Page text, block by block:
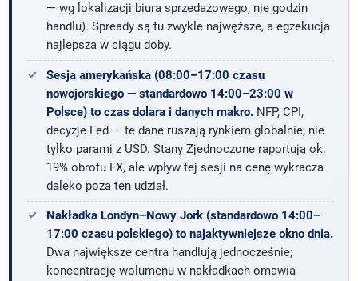
— wg lokalizacji biura sprzedażowego, nie godzin
handlu). Spready są tu zwykle najwęższe, a egzekucja
najlepsza w ciągu doby.
Sesja amerykańska (08:00–17:00 czasu
nowojorskiego — standardowo 14:00–23:00 w
Polsce) to czas dolara i danych makro.NFP, CPI,
decyzje Fed — te dane ruszają rynkiem globalnie, nie
tylko parami z USD. Stany Zjednoczone raportują ok.
19% obrotu FX, ale wpływ tej sesji na cenę wykracza
daleko poza ten udział.
Nakładka Londyn–Nowy Jork (standardowo 14:00–
17:00 czasu polskiego) to najaktywniejsze okno dnia.
Dwa największe centra handlują jednocześnie;
koncentrację wolumenu w nakładkach omawia